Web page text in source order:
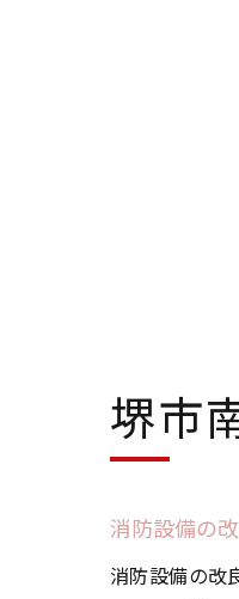
堺市
消防設備の
消防設備の改